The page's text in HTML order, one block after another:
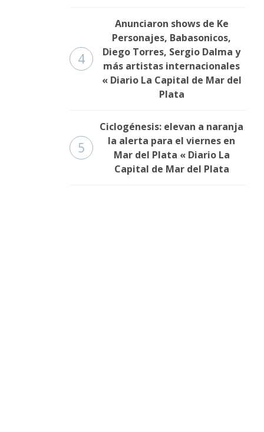
4
Anunciaron shows de Ke
Personajes, Babasonicos,
Diego Torres, Sergio Dalma y
más artistas internacionales
« Diario La Capital de Mar del
Plata
5
Ciclogénesis: elevan a naranja
la alerta para el viernes en
Mar del Plata « Diario La
Capital de Mar del Plata